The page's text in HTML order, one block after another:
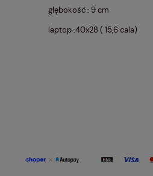
głębokość : 9 cm
laptop :40x28 ( 15,6 cala)